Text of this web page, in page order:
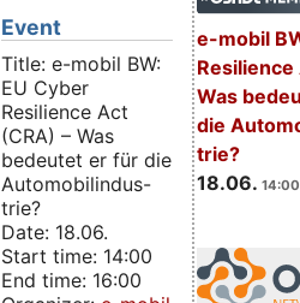
e-mobil
Resilience
Was
die
trie?
18.06.
Event
Title: e-mobil BW:
EU Cyber
Resilience Act
(CRA) – Was
bedeutet er für die
Automobilindus-
trie?
Date: 18.06.
Start time: 14:00
End time: 16:00